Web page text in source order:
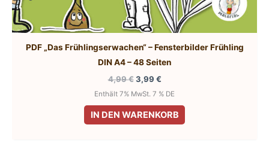
PDF „Das Frühlingserwachen“ – Fensterbilder Frühling
DIN A4 – 48 Seiten
4,99€ Ursprünglicher
war:
3,99 €Aktueller
ist:
3,99 €.
Enthält 7% MwSt. 7 % DE
IN DEN WARENKORB